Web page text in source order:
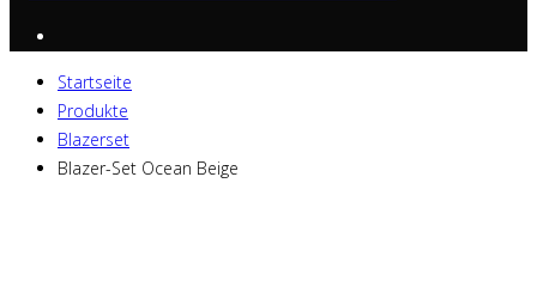
Startseite
Produkte
Blazerset
Blazer-Set Ocean Beige